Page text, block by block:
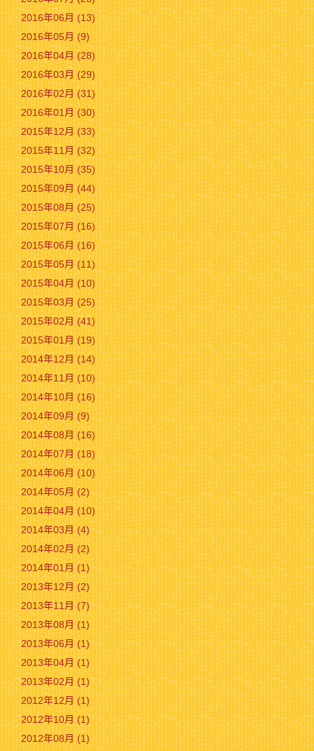
2016年06月 (13)
2016年05月 (9)
2016年04月 (28)
2016年03月 (29)
2016年02月 (31)
2016年01月 (30)
2015年12月 (33)
2015年11月 (32)
2015年10月 (35)
2015年09月 (44)
2015年08月 (25)
2015年07月 (16)
2015年06月 (16)
2015年05月 (11)
2015年04月 (10)
2015年03月 (25)
2015年02月 (41)
2015年01月 (19)
2014年12月 (14)
2014年11月 (10)
2014年10月 (16)
2014年09月 (9)
2014年08月 (16)
2014年07月 (18)
2014年06月 (10)
2014年05月 (2)
2014年04月 (10)
2014年03月 (4)
2014年02月 (2)
2014年01月 (1)
2013年12月 (2)
2013年11月 (7)
2013年08月 (1)
2013年06月 (1)
2013年04月 (1)
2013年02月 (1)
2012年12月 (1)
2012年10月 (1)
2012年08月 (1)